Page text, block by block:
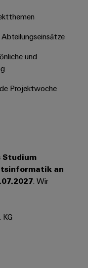
Karriere auf
Unser
Center in
und
Projektwoche
Studium
an
. Wir